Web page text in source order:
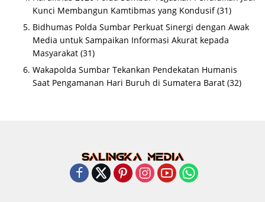
Kunci Membangun Kamtibmas yang Kondusif (31)
Bidhumas Polda Sumbar Perkuat Sinergi dengan Awak
Media untuk Sampaikan Informasi Akurat kepada
Masyarakat (31)
Wakapolda Sumbar Tekankan Pendekatan Humanis
Saat Pengamanan Hari Buruh di Sumatera Barat (32)